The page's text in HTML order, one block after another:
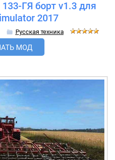
ГЯ борт v1.3 для
2017
Русская техника
МОД